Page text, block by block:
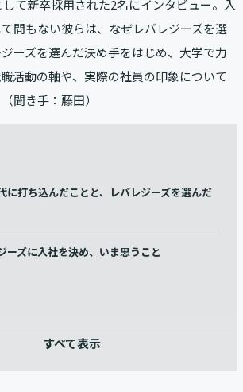
て新卒採用された2名にインタビュー。入
間もない彼らは、なぜレバレジーズを選
ーズを選んだ決め手をはじめ、大学で力
活動の軸や、実際の社員の印象について
聞き手：藤田）
に打ち込んだことと、レバレジーズを選んだ
ーズに入社を決め、いま思うこと